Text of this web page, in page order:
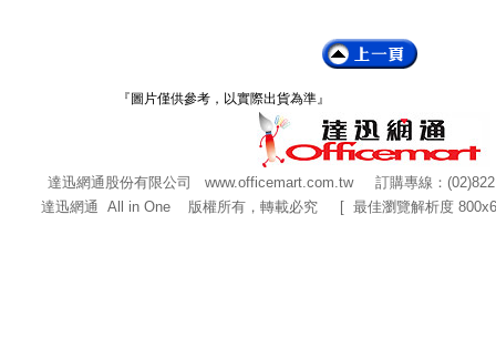
『圖片僅供參考，以實際出貨為準』
達迅網通股份有限公司 www.officemart.com.tw訂購專線：
達迅網通 All in One 版權所有，轉載必究 [ 最佳瀏覽解析度